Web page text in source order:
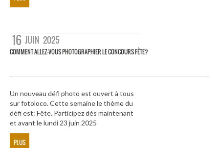
16 JUIN 2025
COMMENT ALLEZ-VOUS PHOTOGRAPHIER LE CONCOURS FÊTE?
Un nouveau défi photo est ouvert à tous
sur fotoloco. Cette semaine le thème du
défi est: Fête. Participez dès maintenant
et avant le lundi 23 juin 2025
PLUS